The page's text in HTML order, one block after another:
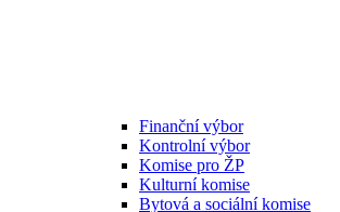
Finanční výbor
Kontrolní výbor
Komise pro ŽP
Kulturní komise
Bytová a sociální komise